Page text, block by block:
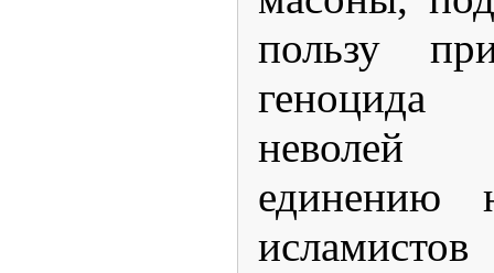
пользу
неволей
единению